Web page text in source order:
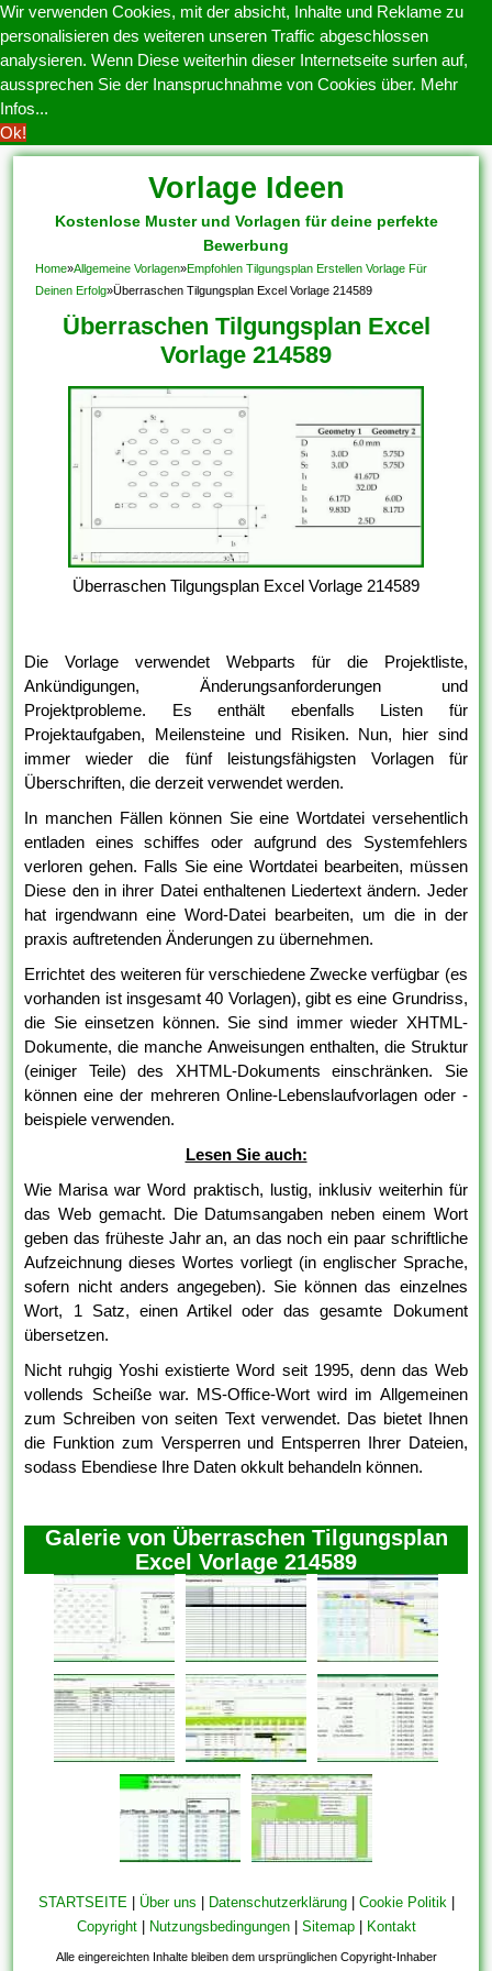
Wir verwenden Cookies, mit der absicht, Inhalte und Reklame zu
personalisieren des weiteren unseren Traffic abgeschlossen
analysieren. Wenn Diese weiterhin dieser Internetseite surfen auf,
aussprechen Sie der Inanspruchnahme von Cookies über. Mehr
Infos...
Ok!
Vorlage Ideen
Kostenlose Muster und Vorlagen für deine perfekte
Bewerbung
Home»Allgemeine Vorlagen»Empfohlen Tilgungsplan Erstellen Vorlage Für
Deinen Erfolg»Überraschen Tilgungsplan Excel Vorlage 214589
Überraschen Tilgungsplan Excel
Vorlage 214589
Überraschen Tilgungsplan Excel Vorlage 214589
Die Vorlage verwendet Webparts für die Projektliste,
Ankündigungen, Änderungsanforderungen und
Projektprobleme. Es enthält ebenfalls Listen für
Projektaufgaben, Meilensteine und Risiken. Nun, hier sind
immer wieder die fünf leistungsfähigsten Vorlagen für
Überschriften, die derzeit verwendet werden.
In manchen Fällen können Sie eine Wortdatei versehentlich
entladen eines schiffes oder aufgrund des Systemfehlers
verloren gehen. Falls Sie eine Wortdatei bearbeiten, müssen
Diese den in ihrer Datei enthaltenen Liedertext ändern. Jeder
hat irgendwann eine Word-Datei bearbeiten, um die in der
praxis auftretenden Änderungen zu übernehmen.
Errichtet des weiteren für verschiedene Zwecke verfügbar (es
vorhanden ist insgesamt 40 Vorlagen), gibt es eine Grundriss,
die Sie einsetzen können. Sie sind immer wieder XHTML-
Dokumente, die manche Anweisungen enthalten, die Struktur
(einiger Teile) des XHTML-Dokuments einschränken. Sie
können eine der mehreren Online-Lebenslaufvorlagen oder -
beispiele verwenden.
Lesen Sie auch:
Wie Marisa war Word praktisch, lustig, inklusiv weiterhin für
das Web gemacht. Die Datumsangaben neben einem Wort
geben das früheste Jahr an, an das noch ein paar schriftliche
Aufzeichnung dieses Wortes vorliegt (in englischer Sprache,
sofern nicht anders angegeben). Sie können das einzelnes
Wort, 1 Satz, einen Artikel oder das gesamte Dokument
übersetzen.
Nicht ruhgig Yoshi existierte Word seit 1995, denn das Web
vollends Scheiße war. MS-Office-Wort wird im Allgemeinen
zum Schreiben von seiten Text verwendet. Das bietet Ihnen
die Funktion zum Versperren und Entsperren Ihrer Dateien,
sodass Ebendiese Ihre Daten okkult behandeln können.
Galerie von Überraschen Tilgungsplan
Excel Vorlage 214589
STARTSEITE Über uns Datenschutzerklärung| Cookie Politik
Copyright| Nutzungsbedingungen| Sitemap| Kontakt
Alle eingereichten Inhalte bleiben dem ursprünglichen Copyright-Inhaber